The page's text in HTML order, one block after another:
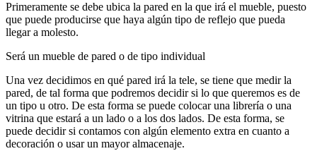
Primeramente se debe ubica la pared en la que irá el mueble, puesto
que puede producirse que haya algún tipo de reflejo que pueda
llegar a molesto.
Será un mueble de pared o de tipo individual
Una vez decidimos en qué pared irá la tele, se tiene que medir la
pared, de tal forma que podremos decidir si lo que queremos es de
un tipo u otro. De esta forma se puede colocar una librería o una
vitrina que estará a un lado o a los dos lados. De esta forma, se
puede decidir si contamos con algún elemento extra en cuanto a
decoración o usar un mayor almacenaje.